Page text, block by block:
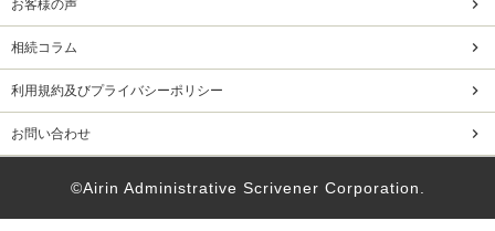
お客様の声
相続コラム
利用規約及びプライバシーポリシー
お問い合わせ
©️Airin Administrative Scrivener Corporation.